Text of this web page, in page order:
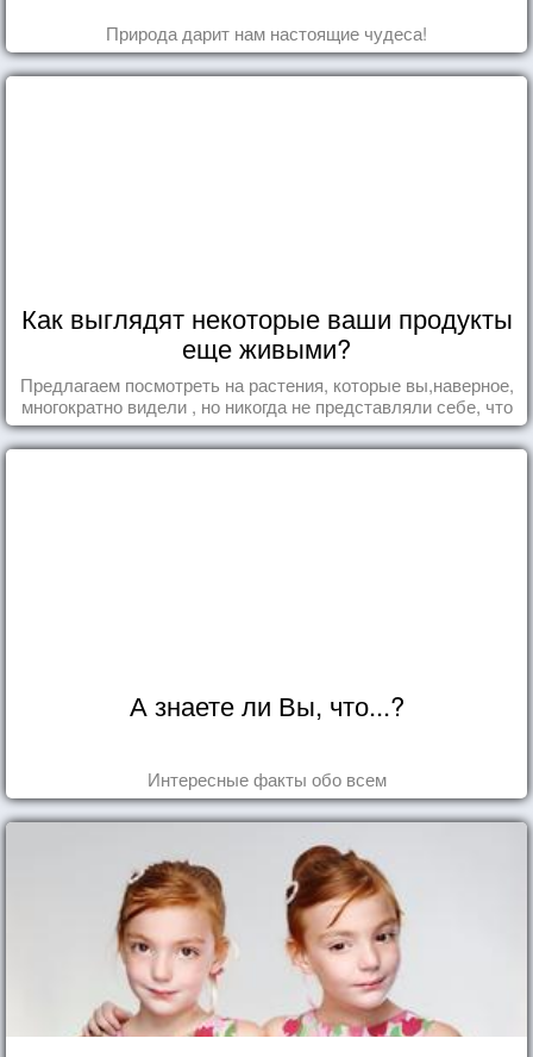
Природа дарит нам настоящие чудеса!
Как выглядят некоторые ваши продукты
еще живыми?
Предлагаем посмотреть на растения, которые вы,наверное,
многократно видели , но никогда не представляли себе, что
употребляете их в пищу.
А знаете ли Вы, что...?
Интересные факты обо всем